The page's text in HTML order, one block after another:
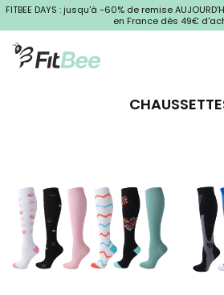
passer
au
contenu
FITBEE DAYS : jusqu'à -60% de remise
en France dès 49€
Collection: